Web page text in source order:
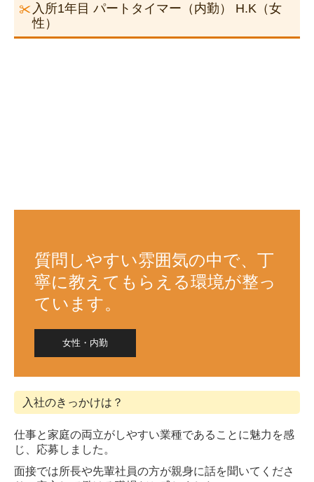
入所1年目 パートタイマー（内勤） H.K（女
性）
質問しやすい雰囲気の中で、丁
寧に教えてもらえる環境が整っ
ています。
女性・内勤
入社のきっかけは？
仕事と家庭の両立がしやすい業種であることに魅力を感
じ、応募しました。
面接では所長や先輩社員の方が親身に話を聞いてくださ